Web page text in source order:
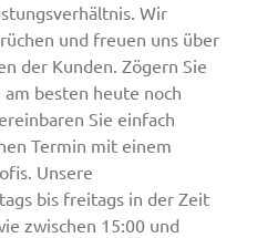
Wir
und freuen uns über
der Kunden. Zögern Sie
besten heute noch
Sie einfach
Termin mit einem
Unsere
bis freitags in der Zeit
zwischen 15:00 und